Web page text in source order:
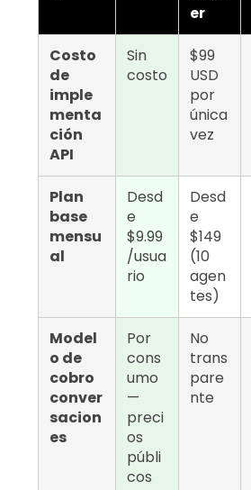
er
Costo
de
imple
menta
ción
API
Sin
costo
$99
USD
por
única
vez
Plan
base
mensu
al
Desd
e
$9.99
/usua
rio
Desd
e
$149
(10
agen
tes)
Model
o de
cobro
conver
sacion
es
Por
cons
umo
—
preci
os
públi
cos
No
trans
pare
nte